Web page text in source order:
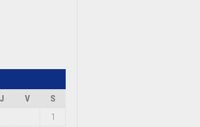
J V
S
1